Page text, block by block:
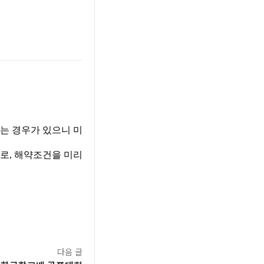
경우가 있으니 미
, 해약조건을 미리
다음 글